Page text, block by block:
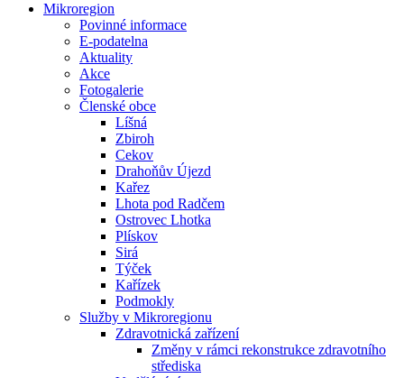
Mikroregion
Povinné informace
E-podatelna
Aktuality
Akce
Fotogalerie
Členské obce
Líšná
Zbiroh
Cekov
Drahoňův Újezd
Kařez
Lhota pod Radčem
Ostrovec Lhotka
Plískov
Sirá
Týček
Kařízek
Podmokly
Služby v Mikroregionu
Zdravotnická zařízení
Změny v rámci rekonstrukce zdravotního
střediska